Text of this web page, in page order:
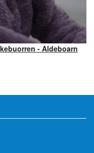
- Aldeboarn